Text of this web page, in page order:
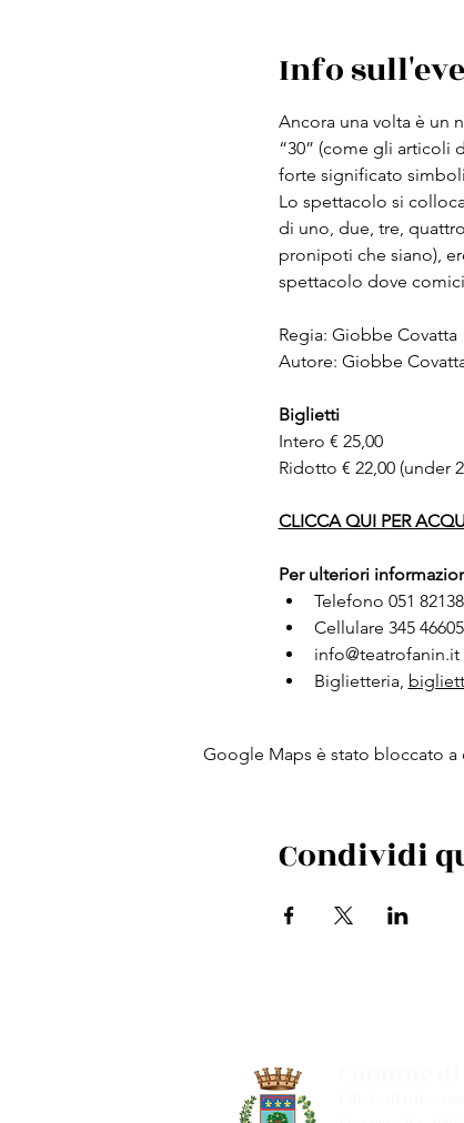
Info
Ancora una volta è un
“30” (come gli articoli
forte significato
Lo spettacolo si
di uno, due, tre,
pronipoti che siano),
spettacolo dove
Regia: Giobbe Covatta
Autore: Giobbe
Biglietti
Intero € 25,00
Ridotto € 22,00 (under
CLICCA QUI PER
Per ulteriori
Telefono 051
Cellulare 345
info@teatrofanin.it
Biglietteria,
Google Maps è stato bloccato a
Condividi